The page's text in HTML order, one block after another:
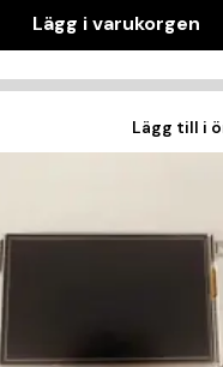
Lägg i varukorgen
Lägg till i